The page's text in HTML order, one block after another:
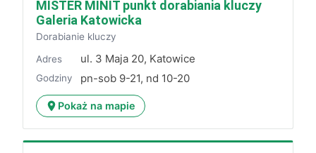
MISTER MINIT punkt dorabiania kluczy
Galeria Katowicka
Dorabianie kluczy
Adres ul. 3 Maja 20, Katowice
Godziny pn-sob 9-21, nd 10-20
Pokaż na mapie